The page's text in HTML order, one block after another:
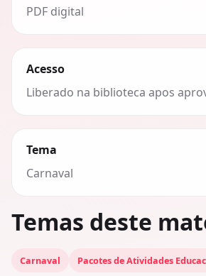
PDF digital
Acesso
Liberado na biblioteca apos
Tema
Carnaval
Temas deste
Carnaval Pacotes de Atividades